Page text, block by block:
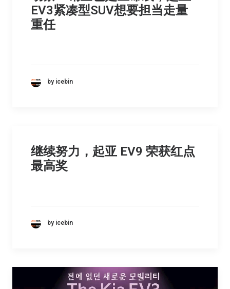
EV3紧凑型SUV想要担当走量
重任
by icebin
继续努力，起亚 EV9 荣获红点
最高奖
by icebin